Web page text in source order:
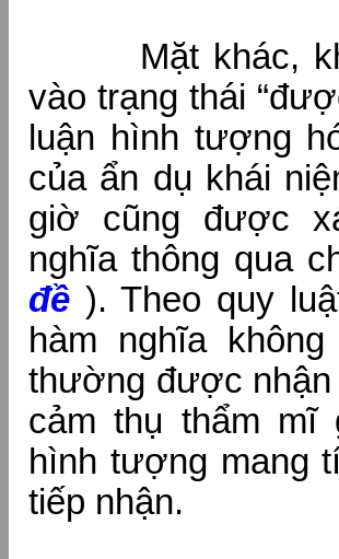
Mặt khác,
vào trạng thái
luận hình tượng
của ẩn dụ khái
giờ cũng được
nghĩa thông qua
đề ). Theo quy
hàm nghĩa
thường được
cảm thụ thẩm
hình tượng mang
tiếp nhận.